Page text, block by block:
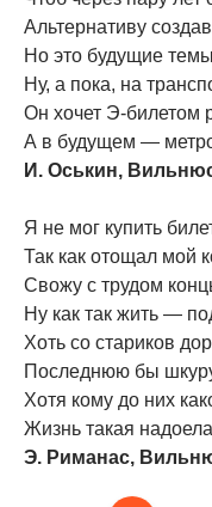
Альтернативу
Но это будущие
Ну, а пока, на
Он хочет Э-билетом
А в будущем —
И. Оськин,
Я не мог купить
Так как отощал мой
Свожу с трудом
Ну как так жить —
Хоть со стариков
Последнюю бы
Хотя кому до них
Жизнь такая
Э. Риманас,